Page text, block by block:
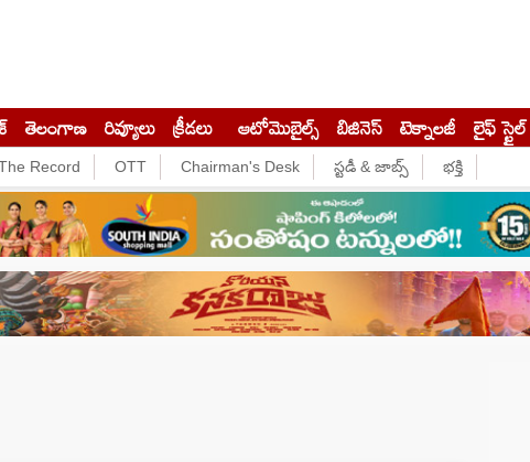
తెలంగాణ రివ్యూలు క్రీడలు ఆటోమొబైల్స్ బిజినెస్‌ టెక్నాలజీ లైఫ్ స్టైల్
Record OTT Chairman's Desk స్టడీ & జాబ్స్ భక్తి